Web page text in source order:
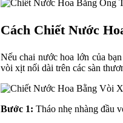
Cách Chiết Nước
Nếu chai nước hoa lớn của
vòi xịt nối dài trên các sàn
Bước 1: Tháo nhẹ nhàng đầu